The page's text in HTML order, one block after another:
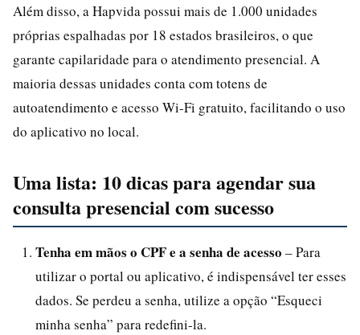
Além disso, a Hapvida possui mais de 1.000 unidades
próprias espalhadas por 18 estados brasileiros, o que
garante capilaridade para o atendimento presencial. A
maioria dessas unidades conta com totens de
autoatendimento e acesso Wi-Fi gratuito, facilitando o uso
do aplicativo no local.
Uma lista: 10 dicas para agendar sua
consulta presencial com sucesso
Tenha em mãos o CPF e a senha de acesso – Para
utilizar o portal ou aplicativo, é indispensável ter esses
dados. Se perdeu a senha, utilize a opção “Esqueci
minha senha” para redefini-la.